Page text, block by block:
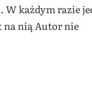
W każdym razie
na nią Autor nie